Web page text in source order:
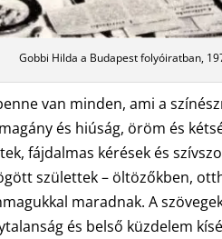
Gobbi Hilda a Budapest folyóiratban,
van minden, ami a
és hiúság, öröm és
fájdalmas kérések és
születtek – öltözőkben,
maradnak. A
és belső küzdelem